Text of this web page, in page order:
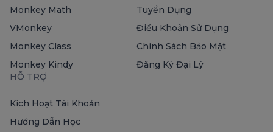
Monkey Math
VMonkey
Monkey Class
Monkey Kindy
Tuyển Dụng
Điều Khoản Sử Dụng
Chính Sách Bảo Mật
Đăng Ký Đại Lý
HỖ TRỢ
Kích Hoạt Tài Khoản
Hướng Dẫn Học